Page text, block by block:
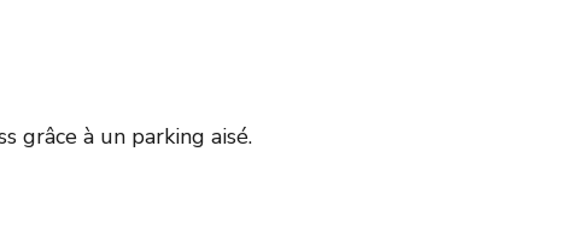
grâce à un parking aisé.